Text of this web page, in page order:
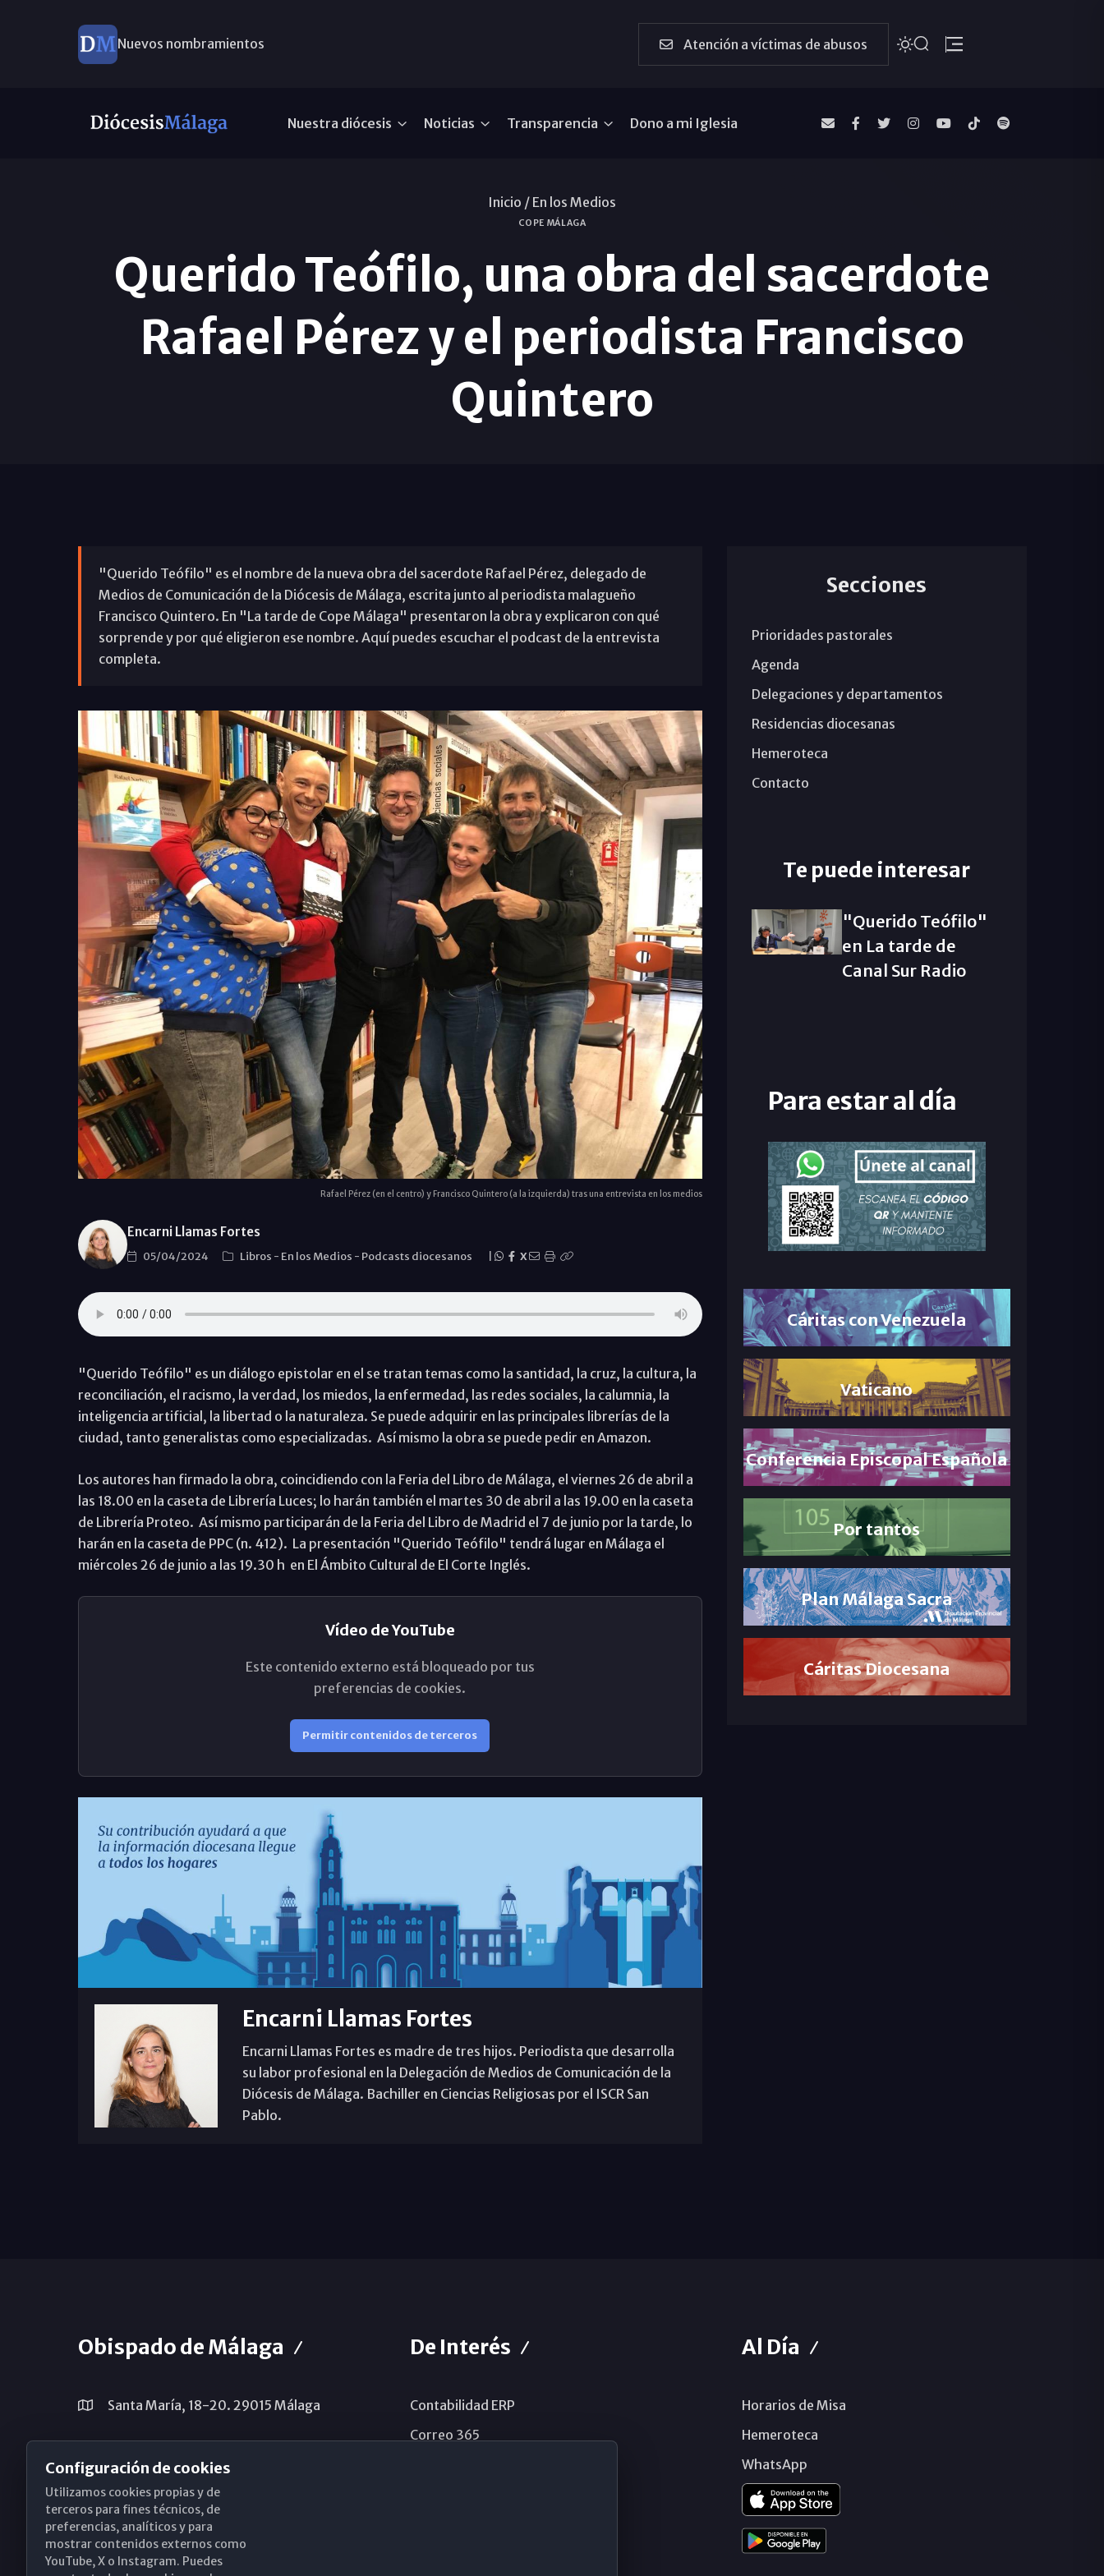
Nuevos nombramientos Atención a víctimas de abusos
Nuestra diócesis Noticias Transparencia Dono a mi Iglesia
Inicio / En los Medios
COPE MÁLAGA
Querido Teófilo, una obra del sacerdote
Rafael Pérez y el periodista Francisco
Quintero
"Querido Teófilo" es el nombre de la nueva obra del sacerdote Rafael Pérez, delegado de
Medios de Comunicación de la Diócesis de Málaga, escrita junto al periodista malagueño
Francisco Quintero. En "La tarde de Cope Málaga" presentaron la obra y explicaron con qué
sorprende y por qué eligieron ese nombre. Aquí puedes escuchar el podcast de la entrevista
completa.
Rafael Pérez (en el centro) y Francisco Quintero (a la izquierda) tras una entrevista en los medios
Encarni Llamas Fortes
05/04/2024 Libros - En los Medios - Podcasts diocesanos X
"Querido Teófilo" es un diálogo epistolar en el se tratan temas como la santidad, la cruz, la cultura, la
reconciliación, el racismo, la verdad, los miedos, la enfermedad, las redes sociales, la calumnia, la
inteligencia artificial, la libertad o la naturaleza. Se puede adquirir en las principales librerías de la
ciudad, tanto generalistas como especializadas. Así mismo la obra se puede pedir en Amazon.
Los autores han firmado la obra, coincidiendo con la Feria del Libro de Málaga, el viernes 26 de abril a
las 18.00 en la caseta de Librería Luces; lo harán también el martes 30 de abril a las 19.00 en la caseta
de Librería Proteo. Así mismo participarán de la Feria del Libro de Madrid el 7 de junio por la tarde, lo
harán en la caseta de PPC (n. 412). La presentación "Querido Teófilo" tendrá lugar en Málaga el
miércoles 26 de junio a las 19.30 h en El Ámbito Cultural de El Corte Inglés.
Vídeo de YouTube
Este contenido externo está bloqueado por tus
preferencias de cookies.
Permitir contenidos de terceros
Encarni Llamas Fortes
Encarni Llamas Fortes es madre de tres hijos. Periodista que desarrolla
su labor profesional en la Delegación de Medios de Comunicación de la
Diócesis de Málaga. Bachiller en Ciencias Religiosas por el ISCR San
Pablo.
Secciones
Prioridades pastorales
Agenda
Delegaciones y departamentos
Residencias diocesanas
Hemeroteca
Contacto
Te puede interesar
"Querido Teófilo"
en La tarde de
Canal Sur Radio
Para estar al día
Cáritas con Venezuela
Vaticano
Conferencia Episcopal Española
Por tantos
Plan Málaga Sacra
Cáritas Diocesana
Obispado de Málaga
Santa María, 18-20. 29015 Málaga
obispado@diocesismalaga.es
De Interés
Contabilidad ERP
Correo 365
Al Día
Horarios de Misa
Hemeroteca
WhatsApp
Configuración de cookies
Utilizamos cookies propias y de
terceros para fines técnicos, de
preferencias, analíticos y para
mostrar contenidos externos como
YouTube, X o Instagram. Puedes